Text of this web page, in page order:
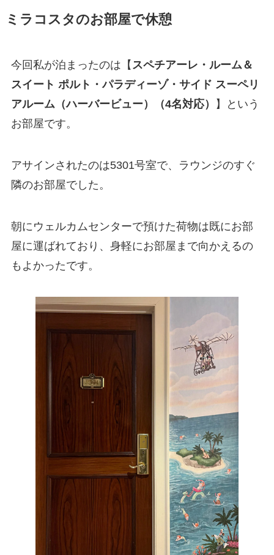
ミラコスタのお部屋で休憩
今回私が泊まったのは【 スペチアーレ・ルーム＆
スイート ポルト・パラディーゾ・サイド スーペリ
アルーム（ハーバービュー）（4名対応）
】という
お部屋です。
アサインされたのは5301号室で、ラウンジのすぐ
隣のお部屋でした。
朝にウェルカムセンターで預けた荷物は既にお部
屋に運ばれており、身軽にお部屋まで向かえるの
もよかったです。